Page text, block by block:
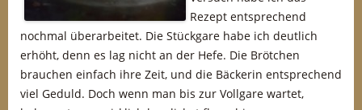
Rezept entsprechend
nochmal überarbeitet. Die Stückgare habe ich deutlich
erhöht, denn es lag nicht an der Hefe. Die Brötchen
brauchen einfach ihre Zeit, und die Bäckerin entsprechend
viel Geduld. Doch wenn man bis zur Vollgare wartet,